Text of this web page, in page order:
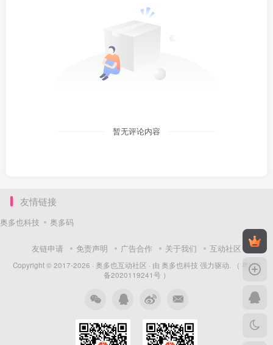
暂无评论内容
友情链接
奥多也科技 奥多码
友链申请 免责声明 广告合作 关于我们 互动社区
Copyright © 2017-2026 · 奥多也互动社区 · 由 奥多也科技 强力驱动.
（ 粤ICP
备2020119241号 ）